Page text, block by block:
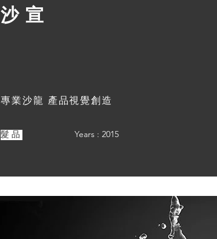
沙宣
專業沙龍 產品視覺創造
髮品 Years : 2015